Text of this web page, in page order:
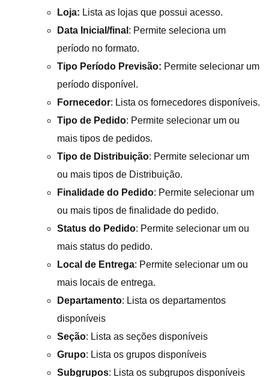
Loja: Lista as lojas que possui acesso.
Data Inicial/final : Permite seleciona um
período no formato.
Tipo Período Previsão: Permite selecionar um
período disponível.
Fornecedor: Lista os fornecedores disponíveis.
Tipo de Pedido: Permite selecionar um ou
mais tipos de pedidos.
Tipo de Distribuição: Permite selecionar um
ou mais tipos de Distribuição.
Finalidade do Pedido: Permite selecionar um
ou mais tipos de finalidade do pedido.
Status do Pedido: Permite selecionar um ou
mais status do pedido.
Local de Entrega: Permite selecionar um ou
mais locais de entrega.
Departamento: Lista os departamentos
disponíveis
Seção: Lista as seções disponíveis
Grupo: Lista os grupos disponíveis
Subgrupos: Lista os subgrupos disponíveis